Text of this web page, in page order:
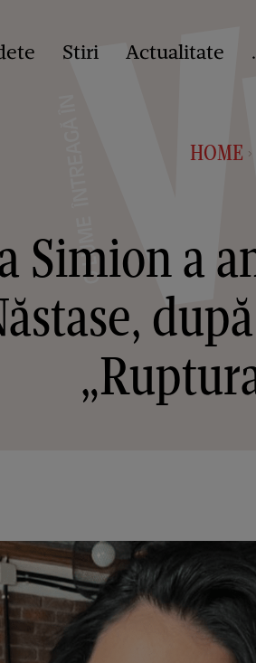
Stiri Actualitate
HOME >
Simion a